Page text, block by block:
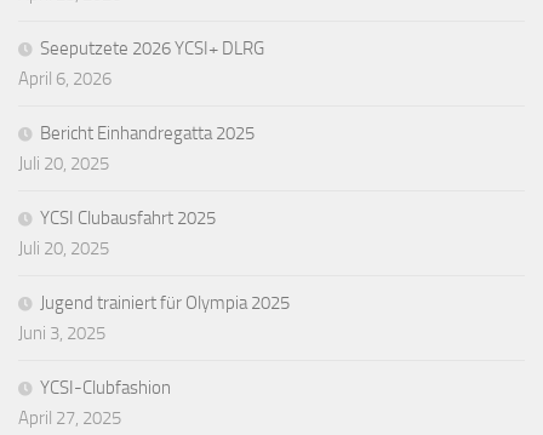
Seeputzete 2026 YCSI+ DLRG
April 6, 2026
Bericht Einhandregatta 2025
Juli 20, 2025
YCSI Clubausfahrt 2025
Juli 20, 2025
Jugend trainiert für Olympia 2025
Juni 3, 2025
YCSI-Clubfashion
April 27, 2025